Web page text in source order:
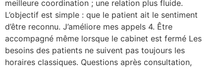
meilleure coordination ; une relation plus fluide.
L’objectif est simple : que le patient ait le sentiment
d’être reconnu. J’améliore mes appels 4. Être
accompagné même lorsque le cabinet est fermé Les
besoins des patients ne suivent pas toujours les
horaires classiques. Questions après consultation,